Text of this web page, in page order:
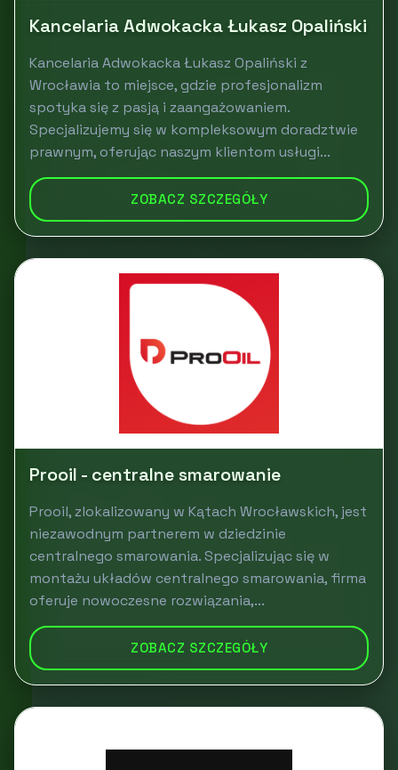
Kancelaria Adwokacka Łukasz Opaliński
Kancelaria Adwokacka Łukasz Opaliński z
Wrocławia to miejsce, gdzie profesjonalizm
spotyka się z pasją i zaangażowaniem.
Specjalizujemy się w kompleksowym doradztwie
prawnym, oferując naszym klientom usługi...
ZOBACZ SZCZEGÓŁY
Prooil - centralne smarowanie
Prooil, zlokalizowany w Kątach Wrocławskich, jest
niezawodnym partnerem w dziedzinie
centralnego smarowania. Specjalizując się w
montażu układów centralnego smarowania, firma
oferuje nowoczesne rozwiązania,...
ZOBACZ SZCZEGÓŁY